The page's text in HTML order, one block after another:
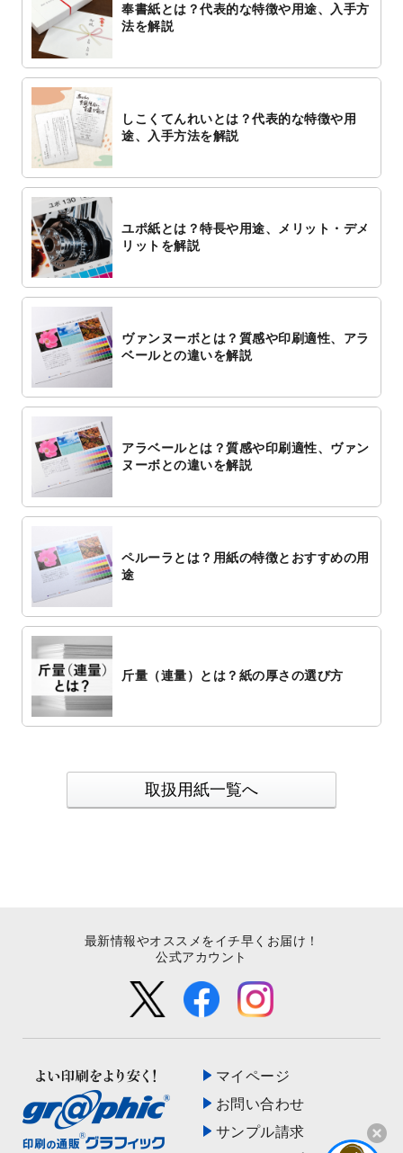
奉書紙とは？代表的な特徴や用途、入手方
法を解説
しこくてんれいとは？代表的な特徴や用
途、入手方法を解説
ユポ紙とは？特長や用途、メリット・デメ
リットを解説
ヴァンヌーボとは？質感や印刷適性、アラ
ベールとの違いを解説
アラベールとは？質感や印刷適性、ヴァン
ヌーボとの違いを解説
ペルーラとは？用紙の特徴とおすすめの用
途
斤量（連量）とは？紙の厚さの選び方
取扱用紙一覧へ
マイページ
お問い合わせ
サンプル請求
最新情報やオススメをイチ早くお届け！
公式アカウント